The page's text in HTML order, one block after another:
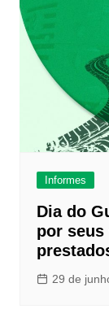
Informes
Dia do
por
29 de